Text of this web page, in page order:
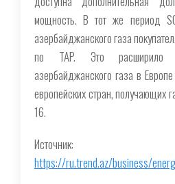
мощность. В тот же период
азербайджанского газа
по TAP. Это расширило
азербайджанского газа в
европейских стран, получающих
16.
Источник:
https://ru.trend.az/business/